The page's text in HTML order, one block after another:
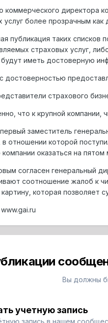
коммерческого директора
услуг более прозрачным как
публикация таких
страховых услуг,
иметь достоверную
достоверностью
страхового
что к крупной
заместитель
отношении которой
оказаться на пятом
согласен генеральный
соотношение жалоб к
которая позволяет
Вы должны
учетную запись